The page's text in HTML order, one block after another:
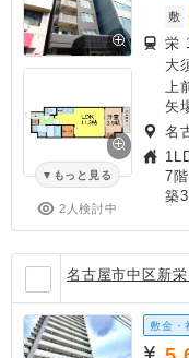
もっと見る
2人検討中
敷
栄
大
上
矢
名
7
築
名古屋市中区新
敷金・